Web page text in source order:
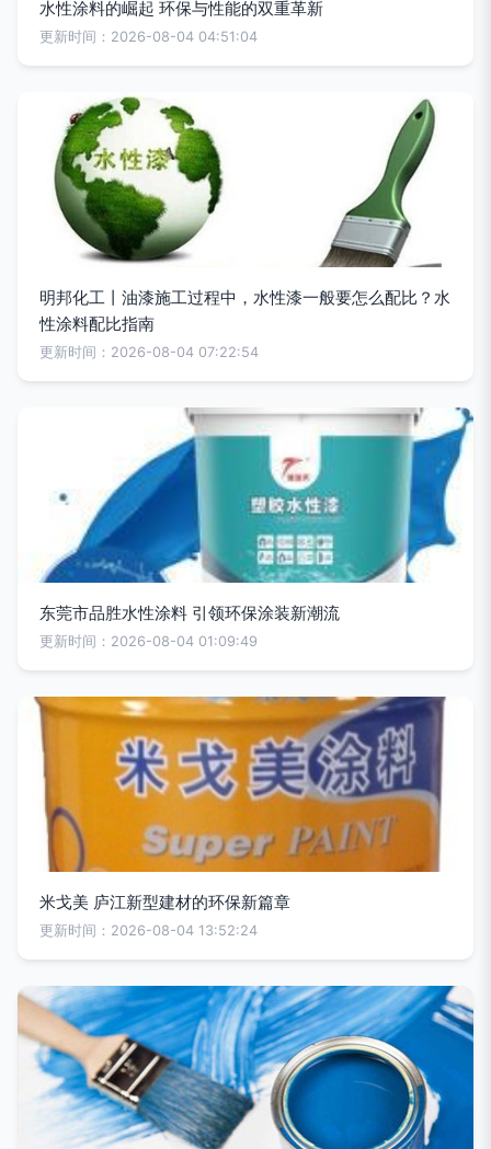
水性涂料的崛起 环保与性能的双重革新
更新时间：2026-08-04 04:51:04
明邦化工丨油漆施工过程中，水性漆一般要怎么配比？水
性涂料配比指南
更新时间：2026-08-04 07:22:54
东莞市品胜水性涂料 引领环保涂装新潮流
更新时间：2026-08-04 01:09:49
米戈美 庐江新型建材的环保新篇章
更新时间：2026-08-04 13:52:24